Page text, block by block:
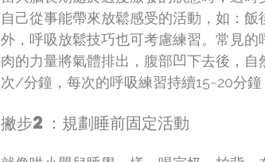
自己從事能帶來放鬆感受的活動，如：
外，呼吸放鬆技巧也可考慮練習。常見
肉的力量將氣體排出，腹部凹下去後，
次/分鐘，每次的呼吸練習持續15~20分
撇步2：規劃睡前固定活動